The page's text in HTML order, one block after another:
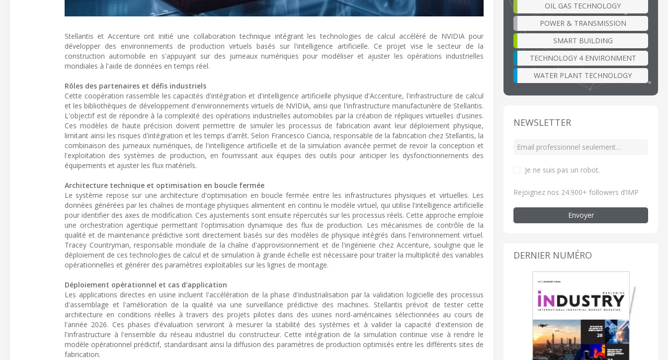
Stellantis et Accenture ont initié une collaboration technique intégrant les technologies de calcul accéléré de NVIDIA pour
développer des environnements de production virtuels basés sur l'intelligence artificielle. Ce projet vise le secteur de la
construction automobile en s'appuyant sur des jumeaux numériques pour modéliser et ajuster les opérations industrielles
mondiales à l'aide de données en temps réel.
Rôles des partenaires et défis industriels
Cette coopération rassemble les capacités d'intégration et d'intelligence artificielle physique d'Accenture, l'infrastructure de calcul
et les bibliothèques de développement d'environnements virtuels de NVIDIA, ainsi que l'infrastructure manufacturière de Stellantis.
L'objectif est de répondre à la complexité des opérations industrielles automobiles par la création de répliques virtuelles d'usines.
Ces modèles de haute précision doivent permettre de simuler les processus de fabrication avant leur déploiement physique,
limitant ainsi les risques d'intégration et les temps d'arrêt. Selon Francesco Ciancia, responsable de la fabrication chez Stellantis, la
combinaison des jumeaux numériques, de l'intelligence artificielle et de la simulation avancée permet de revoir la conception et
l'exploitation des systèmes de production, en fournissant aux équipes des outils pour anticiper les dysfonctionnements des
équipements et ajuster les flux matériels.
Architecture technique et optimisation en boucle fermée
Le système repose sur une architecture d'optimisation en boucle fermée entre les infrastructures physiques et virtuelles. Les
données générées par les chaînes de montage physiques alimentent en continu le modèle virtuel, qui utilise l'intelligence artificielle
pour identifier des axes de modification. Ces ajustements sont ensuite répercutés sur les processus réels. Cette approche emploie
une orchestration agentique permettant l'optimisation dynamique des flux de production. Les mécanismes de contrôle de la
qualité et de maintenance prédictive sont directement basés sur des modèles de physique intégrés dans l'environnement virtuel.
Tracey Countryman, responsable mondiale de la chaîne d'approvisionnement et de l'ingénierie chez Accenture, souligne que le
déploiement de ces technologies de calcul et de simulation à grande échelle est nécessaire pour traiter la multiplicité des variables
opérationnelles et générer des paramètres exploitables sur les lignes de montage.
Déploiement opérationnel et cas d'application
Les applications directes en usine incluent l'accélération de la phase d'industrialisation par la validation logicielle des processus
d'assemblage et l'amélioration de la qualité via une surveillance prédictive des machines. Stellantis prévoit de tester cette
architecture en conditions réelles à travers des projets pilotes dans des usines nord-américaines sélectionnées au cours de
l'année 2026. Ces phases d'évaluation serviront à mesurer la stabilité des systèmes et à valider la capacité d'extension de
l'infrastructure à l'ensemble du réseau industriel du constructeur. Cette intégration de la simulation continue vise à rendre le
modèle opérationnel prédictif, standardisant ainsi la diffusion des paramètres de production optimisés entre les différents sites de
fabrication.
OIL GAS TECHNOLOGY
POWER & TRANSMISSION
SMART BUILDING
TECHNOLOGY 4 ENVIRONMENT
WATER PLANT TECHNOLOGY
NEWSLETTER
Je ne suis pas un robot.
Rejoignez nos 24.900+ followers d’IMP
Envoyer
DERNIER NUMÉRO